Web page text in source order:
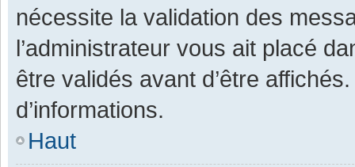
nécessite la validation des
l’administrateur vous ait placé
être validés avant d’être
d’informations.
Haut